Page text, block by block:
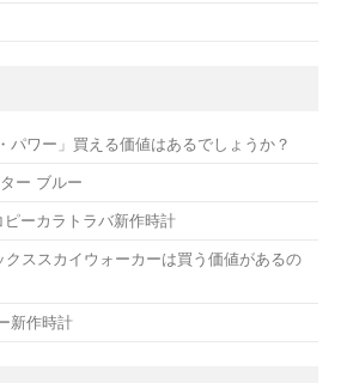
パワー」買える価値はあるでしょうか？
ー ブルー
ーカラトラバ新作時計
クススカイウォーカーは買う価値があるの
新作時計